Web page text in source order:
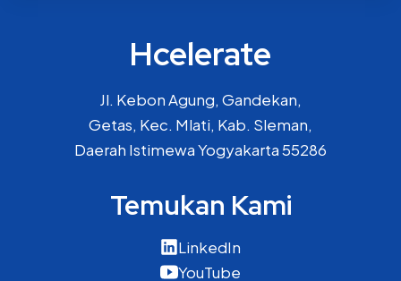
Hcelerate
Jl. Kebon Agung, Gandekan,
Getas, Kec. Mlati, Kab. Sleman,
Daerah Istimewa Yogyakarta 55286
Temukan Kami
LinkedIn
YouTube